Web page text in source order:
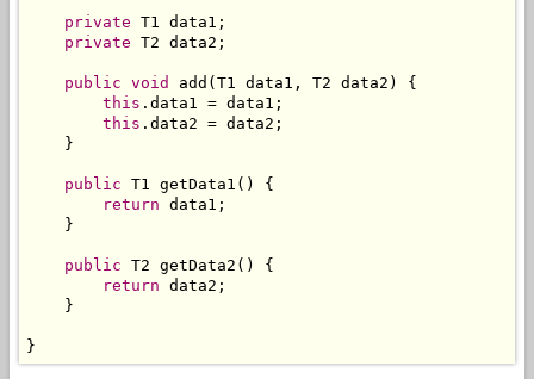
private T1 data1;
private T2 data2;
public void
add(T1 data1, T2 data2) {
this .data1 = data1;
this .data2 = data2;
    }
public T1 getData1() {
return data1;
    }
public T2 getData2() {
return data2;
    }
}